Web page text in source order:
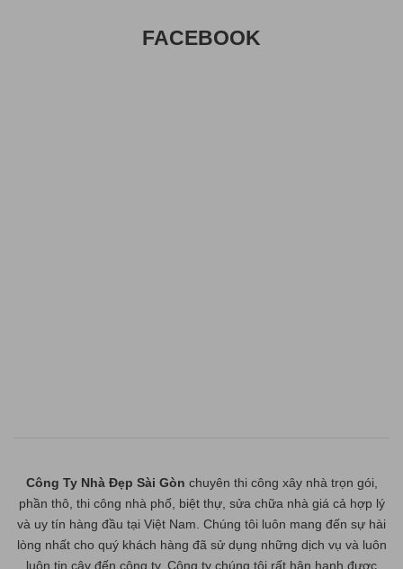
FACEBOOK
Công Ty Nhà Đẹp Sài Gòn chuyên thi công xây nhà trọn gói,
phần thô, thi công nhà phố, biệt thự, sửa chữa nhà giá cả hợp lý
và uy tín hàng đầu tại Việt Nam. Chúng tôi luôn mang đến sự hài
lòng nhất cho quý khách hàng đã sử dụng những dịch vụ và luôn
luôn tin cậy đến công ty. Công ty chúng tôi rất hân hạnh được